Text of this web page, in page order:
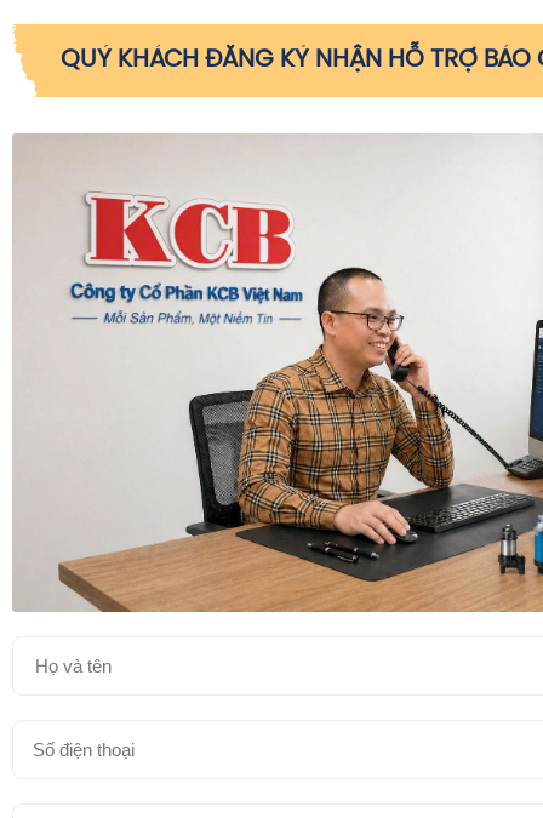
QUÝ KHÁCH ĐĂNG KÝ NHẬN HỖ TRỢ BÁO